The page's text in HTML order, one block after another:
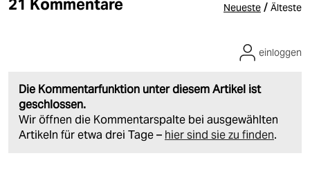
21 Kommentare Neueste / Älteste
Die Kommentarfunktion unter diesem Artikel ist
geschlossen.
Wir öffnen die Kommentarspalte bei ausgewählten
Artikeln für etwa drei Tage – hier sind sie zu finden.
einloggen